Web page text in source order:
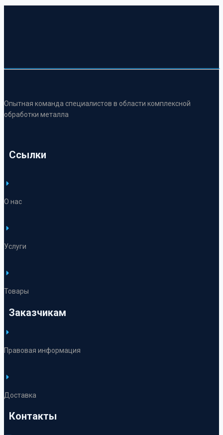
Опытная команда специалистов в области комплексной
обработки металла
Ссылки
О нас
Услуги
Товары
Заказчикам
Правовая информация
Доставка
Контакты